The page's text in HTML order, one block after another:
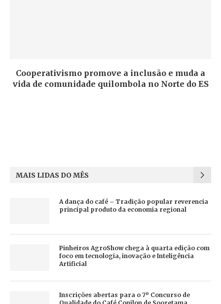
Cooperativismo promove a inclusão e muda a
vida de comunidade quilombola no Norte do ES
MAIS LIDAS DO MÊS
A dança do café – Tradição popular reverencia
principal produto da economia regional
Pinheiros AgroShow chega à quarta edição com
foco em tecnologia, inovação e Inteligência
Artificial
Inscrições abertas para o 7º Concurso de